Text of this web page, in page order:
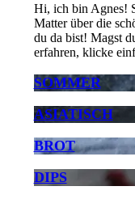
Hi, ich bin Agnes!
Matter über die
du da bist! Magst
erfahren, klicke
SOMMER
ASIATISCH
BROT
DIPS